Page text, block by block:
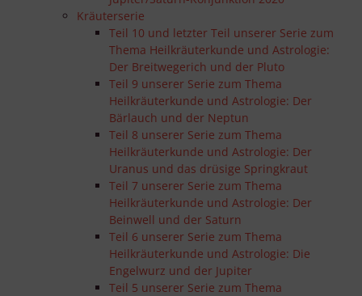
Kräuterserie
Teil 10 und letzter Teil unserer Serie zum
Thema Heilkräuterkunde und Astrologie:
Der Breitwegerich und der Pluto
Teil 9 unserer Serie zum Thema
Heilkräuterkunde und Astrologie: Der
Bärlauch und der Neptun
Teil 8 unserer Serie zum Thema
Heilkräuterkunde und Astrologie: Der
Uranus und das drüsige Springkraut
Teil 7 unserer Serie zum Thema
Heilkräuterkunde und Astrologie: Der
Beinwell und der Saturn
Teil 6 unserer Serie zum Thema
Heilkräuterkunde und Astrologie: Die
Engelwurz und der Jupiter
Teil 5 unserer Serie zum Thema